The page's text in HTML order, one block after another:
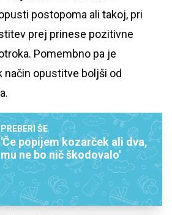
postopoma ali takoj, pri
prej prinese pozitivne
Pomembno pa je
način opustitve boljši od
PREBERI ŠE
'Če popijem kozarček ali dva,
mu ne bo nič škodovalo'